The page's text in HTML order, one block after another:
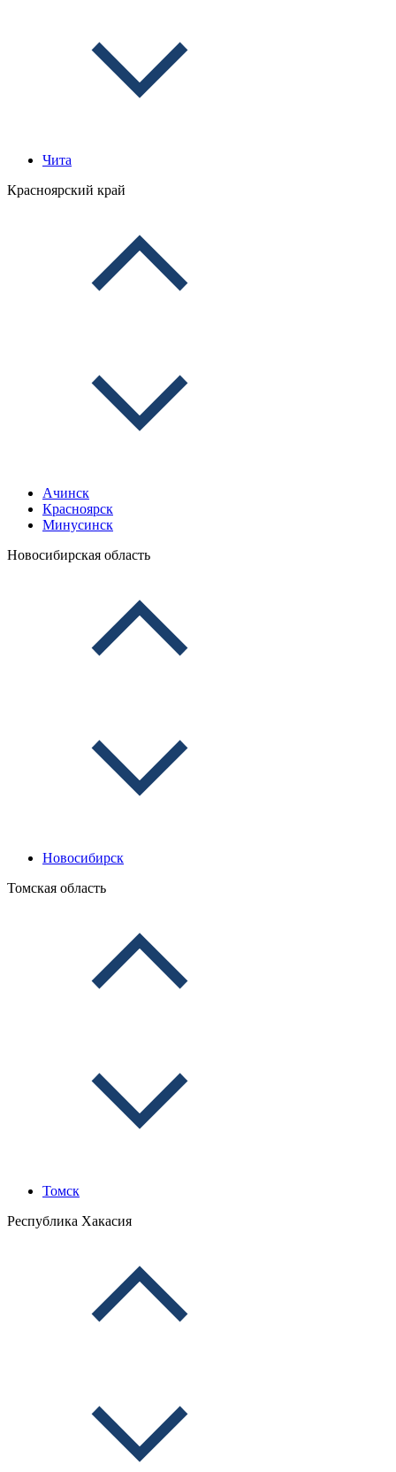
Чита
Красноярский край
Ачинск
Красноярск
Минусинск
Новосибирская область
Новосибирск
Томская область
Томск
Республика Хакасия